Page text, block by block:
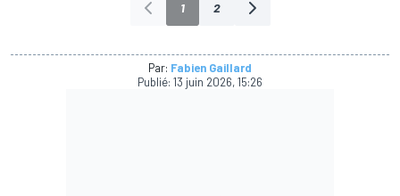
1 2
Par: Fabien Gaillard
Publié: 13 juin 2026, 15:26